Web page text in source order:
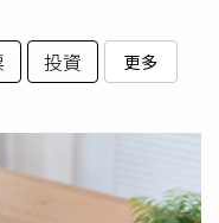
投資 更多